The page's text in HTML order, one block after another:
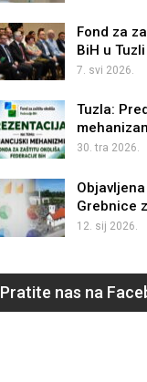
Fond za
BiH u
7. svi 2026.
Tuzla:
30. tra 2026.
Grebnice
12. sij 2026.
Pratite nas na